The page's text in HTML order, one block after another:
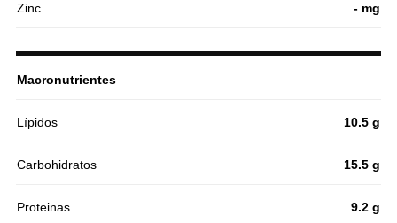
Zinc - mg
Macronutrientes
Lípidos 10.5 g
Carbohidratos 15.5 g
Proteinas 9.2 g